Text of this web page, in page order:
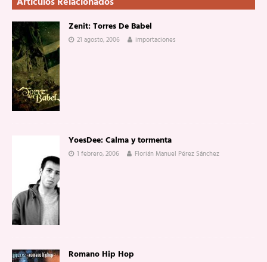
Zenit: Torres De Babel
21 agosto, 2006 importaciones
YoesDee: Calma y tormenta
1 febrero, 2006 Florián Manuel Pérez Sánchez
Romano Hip Hop